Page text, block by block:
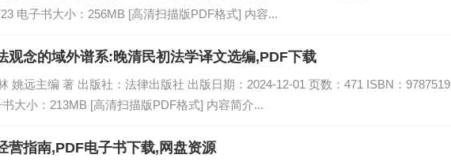
电子书大小：256MB [高清扫描版PDF格式] 内容...
观念的域外谱系:晚清民初法学译文选编,PDF下载
姚远主编 著 出版社：法律出版社 出版日期：2024-12-01 页数：471 ISBN：9787519
大小：213MB [高清扫描版PDF格式] 内容简介...
营指南,PDF电子书下载,网盘资源